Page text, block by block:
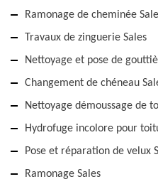
Ramonage de cheminée
Travaux de zinguerie Sales
Nettoyage et pose de
Changement de chéneau
Nettoyage démoussage de
Hydrofuge incolore pour
Pose et réparation de velux
Ramonage Sales